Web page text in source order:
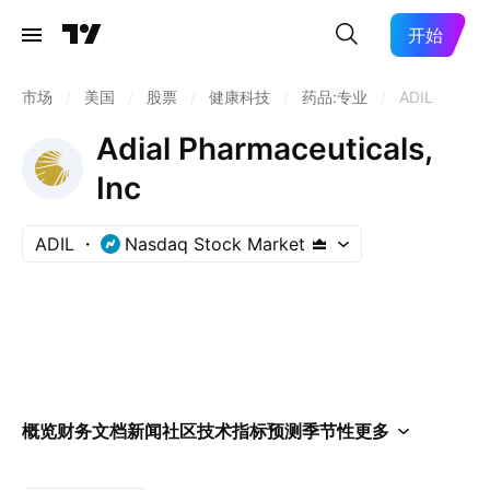
开始
市场 美国 股票 健康科技 药品:专业 ADIL
Adial Pharmaceuticals,
Inc
ADIL Nasdaq Stock Market
概览财务文档新闻社区技术指标预测季节性更多